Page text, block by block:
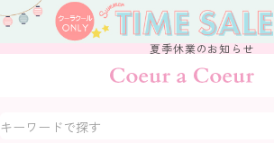
夏季休業のお知らせ